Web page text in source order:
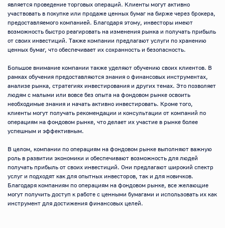
является проведение торговых операций. Клиенты могут активно
участвовать в покупке или продаже ценных бумаг на бирже через брокера,
предоставляемого компанией. Благодаря этому, инвесторы имеют
возможность быстро реагировать на изменения рынка и получать прибыль
от своих инвестиций. Также компании предлагают услуги по хранению
ценных бумаг, что обеспечивает их сохранность и безопасность.
Большое внимание компании также уделяют обучению своих клиентов. В
рамках обучения предоставляются знания о финансовых инструментах,
анализе рынка, стратегиях инвестирования и других темах. Это позволяет
людям с малыми или вовсе без опыта на фондовом рынке освоить
необходимые знания и начать активно инвестировать. Кроме того,
клиенты могут получать рекомендации и консультации от компаний по
операциям на фондовом рынке, что делает их участие в рынке более
успешным и эффективным.
В целом, компании по операциям на фондовом рынке выполняют важную
роль в развитии экономики и обеспечивают возможность для людей
получать прибыль от своих инвестиций. Они предлагают широкий спектр
услуг и подходят как для опытных инвесторов, так и для новичков.
Благодаря компаниям по операциям на фондовом рынке, все желающие
могут получить доступ к работе с ценными бумагами и использовать их как
инструмент для достижения финансовых целей.